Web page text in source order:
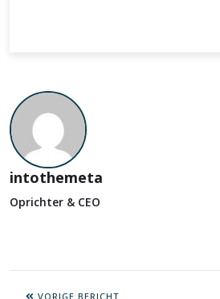
intothemeta
Oprichter & CEO
VORIGE BERICHT